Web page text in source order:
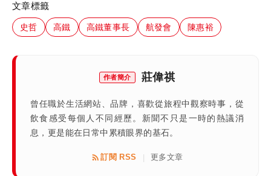
文章標籤
史哲 高鐵 高鐵董事長 航發會 陳惠裕
作者簡介 莊偉祺
曾任職於生活網站、品牌，喜歡從旅程中觀察時事，從
飲食感受每個人不同經歷。新聞不只是一時的熱議消
息，更是能在日常中累積眼界的基石。
訂閱 RSS | 更多文章